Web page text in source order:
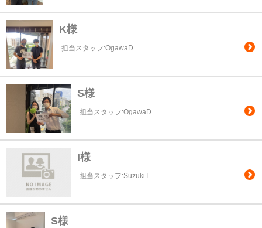
K様
担当スタッフ:OgawaD
S様
担当スタッフ:OgawaD
I様
担当スタッフ:SuzukiT
S様